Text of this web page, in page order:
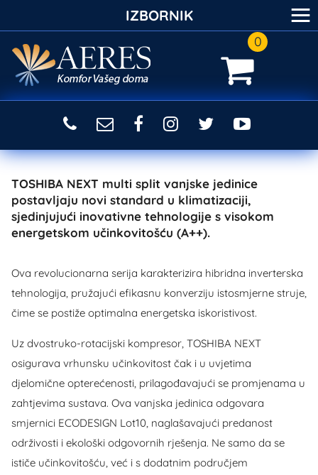
0
TOSHIBA NEXT multi split vanjske jedinice
postavljaju novi standard u klimatizaciji,
sjedinjujući inovativne tehnologije s visokom
energetskom učinkovitošću (A++).
Ova revolucionarna serija karakterizira hibridna inverterska
tehnologija, pružajući efikasnu konverziju istosmjerne struje,
čime se postiže optimalna energetska iskoristivost.
Uz dvostruko-rotacijski kompresor, TOSHIBA NEXT
osigurava vrhunsku učinkovitost čak i u uvjetima
djelomične opterećenosti, prilagođavajući se promjenama u
zahtjevima sustava. Ova vanjska jedinica odgovara
smjernici ECODESIGN Lot10, naglašavajući predanost
održivosti i ekološki odgovornih rješenja. Ne samo da se
ističe učinkovitošću, već i s dodatnim područjem
IZBORNIK ≡